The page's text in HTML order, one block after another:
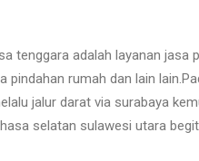
tenggara adalah layanan
pindahan rumah dan lain
jalur darat via surabaya
selatan sulawesi utara